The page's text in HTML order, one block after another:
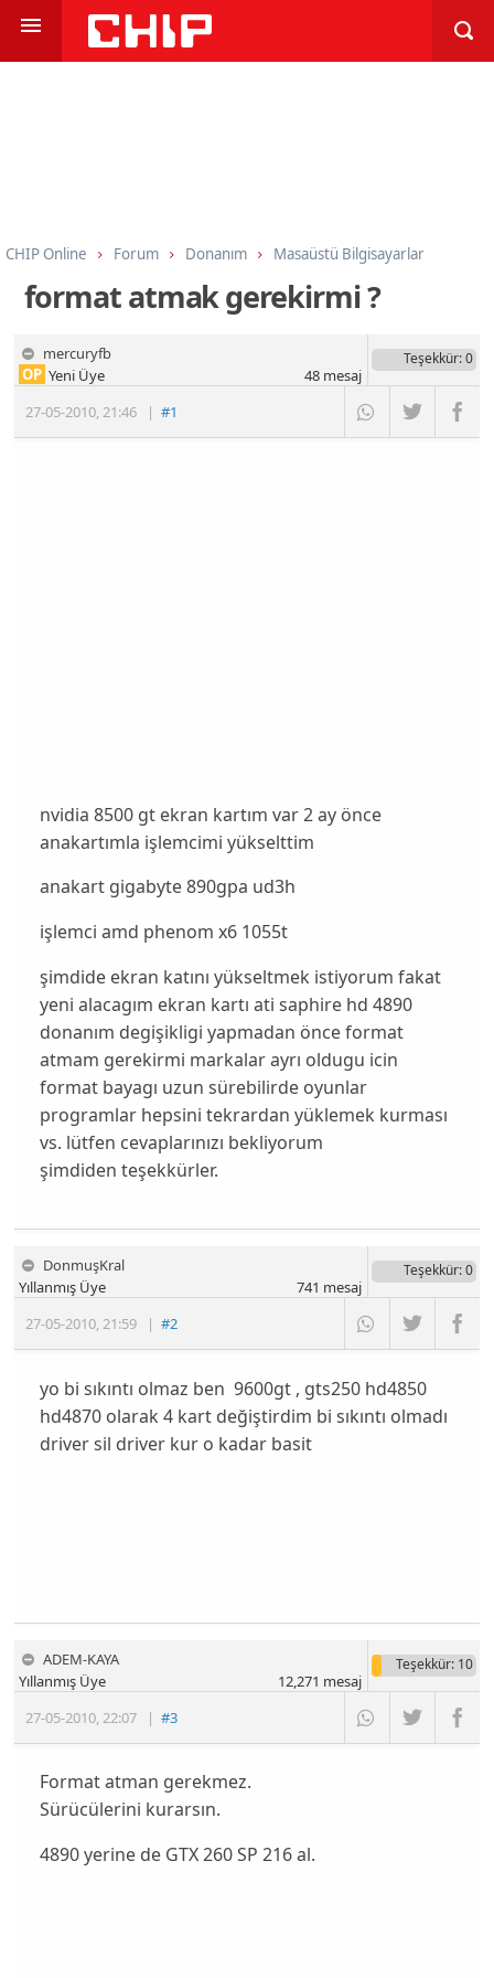
CHIP Online Forum Donanım Masaüstü Bilgisayarlar
format atmak gerekirmi ?
mercuryfb
27-05-2010,21:46 |#1
OP Yeni Üye
Teşekkür: 0
48mesaj
nvidia 8500 gt ekran kartım var 2 ay önce
anakartımla işlemcimi yükselttim
anakart gigabyte 890gpa ud3h
işlemci amd phenom x6 1055t
şimdide ekran katını yükseltmek istiyorum fakat
yeni alacagım ekran kartı ati saphire hd 4890
donanım degişikligi yapmadan önce format
atmam gerekirmi markalar ayrı oldugu icin
format bayagı uzun sürebilirde oyunlar
programlar hepsini tekrardan yüklemek kurması
vs. lütfen cevaplarınızı bekliyorum
şimdiden teşekkürler.
DonmuşKral
27-05-2010,21:59 |#2
Yıllanmış Üye
Teşekkür: 0
741 mesaj
yo bi sıkıntı olmaz ben 9600gt , gts250 hd4850
hd4870 olarak 4 kart değiştirdim bi sıkıntı olmadı
driver sil driver kur o kadar basit
ADEM-KAYA
27-05-2010,22:07 |#3
Yıllanmış Üye
Teşekkür: 10
12,271 mesaj
Format atman gerekmez.
Sürücülerini kurarsın.
4890 yerine de GTX 260 SP 216 al.